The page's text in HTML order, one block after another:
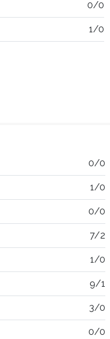
0/0
1/0
0/0
1/0
0/0
7/2
1/0
9/1
3/0
0/0